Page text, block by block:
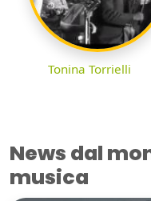
Tonina Torrielli
News dal
musica